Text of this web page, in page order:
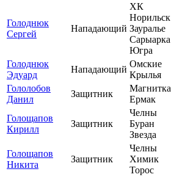
Голоднюк
Сергей
Нападающий
ХК
Норильск
Зауралье
Сарыарка
Югра
Голоднюк
Эдуард
Нападающий
Омские
Крылья
Гололобов
Данил
Защитник
Магнитка
Ермак
Голощапов
Кирилл
Защитник
Челны
Буран
Звезда
Голощапов
Никита
Защитник
Челны
Химик
Торос